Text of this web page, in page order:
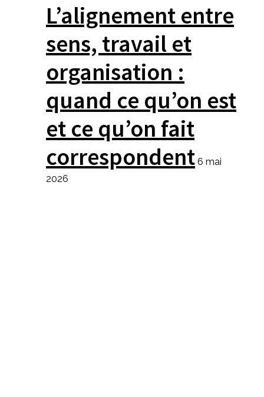
L’alignement entre
sens, travail et
organisation :
quand ce qu’on est
et ce qu’on fait
correspondent 6 mai
2026